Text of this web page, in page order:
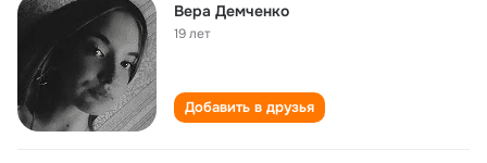
Вера Демченко
19 лет
Добавить в друзья